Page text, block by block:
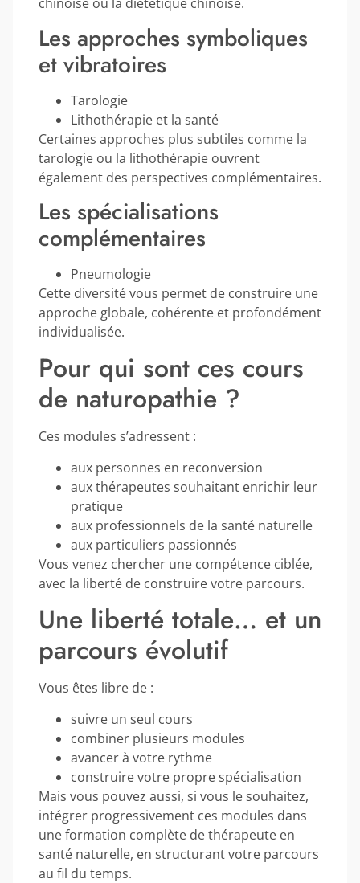
Les approches symboliques
et vibratoires
Tarologie
Lithothérapie et la santé
Certaines approches plus subtiles comme la
tarologie ou la lithothérapie ouvrent
également des perspectives complémentaires.
Les spécialisations
complémentaires
Pneumologie
Cette diversité vous permet de construire une
approche globale, cohérente et profondément
individualisée.
Pour qui sont ces cours
de naturopathie ?
Ces modules s’adressent :
aux personnes en reconversion
aux thérapeutes souhaitant enrichir leur
pratique
aux professionnels de la santé naturelle
aux particuliers passionnés
Vous venez chercher une compétence ciblée,
avec la liberté de construire votre parcours.
Une liberté totale… et un
parcours évolutif
Vous êtes libre de :
suivre un seul cours
combiner plusieurs modules
avancer à votre rythme
construire votre propre spécialisation
Mais vous pouvez aussi, si vous le souhaitez,
intégrer progressivement ces modules dans
une formation complète de thérapeute en
santé naturelle, en structurant votre parcours
au fil du temps.